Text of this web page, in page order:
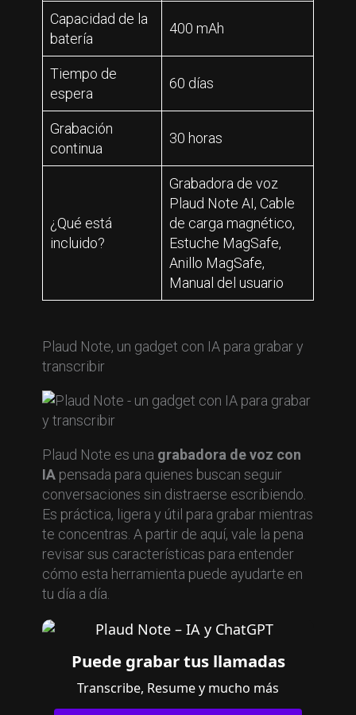
Capacidad de la
batería
400 mAh
Tiempo de
espera
60 días
Grabación
continua
30 horas
¿Qué está
incluido?
Grabadora de voz
Plaud Note AI, Cable
de carga magnético,
Estuche MagSafe,
Anillo MagSafe,
Manual del usuario
Plaud Note, un gadget con IA para grabar y
transcribir
Plaud Note es una grabadora de voz con
IApensada para quienes buscan seguir
conversaciones sin distraerse escribiendo.
Es práctica, ligera y útil para grabar mientras
te concentras. A partir de aquí, vale la pena
revisar sus características para entender
cómo esta herramienta puede ayudarte en
tu día a día.
Puede grabar tus llamadas
Transcribe, Resume y mucho más